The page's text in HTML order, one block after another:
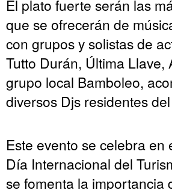
El plato fuerte serán las
que se ofrecerán de
con grupos y solistas de
Tutto Durán, Última Llave,
grupo local Bamboleo,
diversos Djs residentes
Este evento se celebra en
Día Internacional del
se fomenta la importancia